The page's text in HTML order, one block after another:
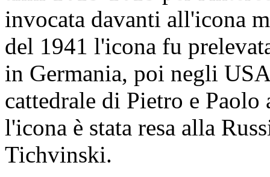
invocata davanti all'icona
del 1941 l'icona fu
in Germania, poi negli
cattedrale di Pietro e
l'icona è stata resa alla
Tichvinski.